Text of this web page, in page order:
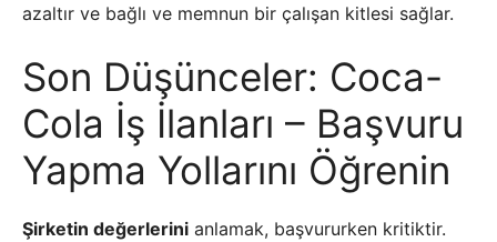
azaltır ve bağlı ve memnun bir çalışan kitlesi sağlar.
Son Düşünceler: Coca-
Cola İş İlanları – Başvuru
Yapma Yollarını Öğrenin
Şirketin değerlerini anlamak, başvururken kritiktir.